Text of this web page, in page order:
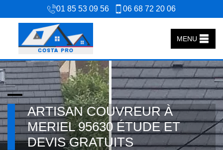
01 85 53 09 56 06 68 72 20 06
MENU
ARTISAN COUVREUR À
MERIEL 95630 ÉTUDE ET
DEVIS GRATUITS